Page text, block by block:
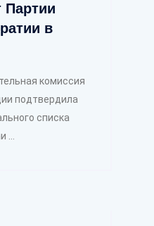
Партии
в
комиссия
подтвердила
списка
...